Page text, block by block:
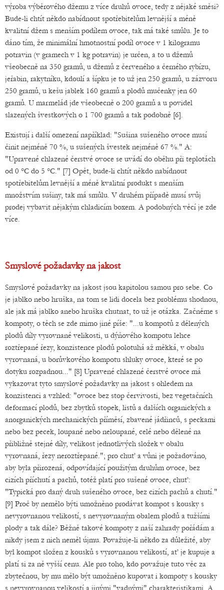
výroba výběrového džemu z více druhů ovoce, tedy z nějaké směsi?
Bude-li chtít někdo nabídnout spotřebitelům levnější a méně
kvalitní džem s menším podílem ovoce, tak má také smůlu. Je to
dáno tím, že minimální hmotnostní podíl ovoce v 1 kilogramu
potravin (v gramech v 1 kg potravin) je určen, a to u džemů
všeobecně na 350 gramů, u džemů z červeného a černého rybízu,
jeřabin, rakytníku, kdoulí a šípku je to už jen 250 gramů, u zázvoru
250 gramů, u kešu jablek 160 gramů a plodů mučenky jen 60
gramů. U marmelád jde všeobecně o 200 gramů a u povidel
slazených švestkových o 1 700 gramů a tak podobně [6].
Existují i další omezení například: "Sušina sušeného ovoce musí
činit nejméně 70 %, u sušených švestek nejméně 67 %." A:
"Upravené chlazené čerstvé ovoce se uvádí do oběhu při teplotách
od 0 °C do 5 °C." [7] Opět, bude-li chtít někdo nabídnout
spotřebitelům levnější a méně kvalitní produkt s menším
množstvím sušiny, tak má smůlu. V druhém případě musí svůj
prodej vybavit nějakým chladicím boxem. A podobných věcí je zde
více.
Smyslové požadavky na jakost
Smyslové požadavky na jakost jsou kapitolou samou pro sebe. Co
je jablko nebo hruška, na tom se lidi docela bez problému shodnou,
ale jak má jablko anebo hruška chutnat, to už je otázka. Začněme s
kompoty, o těch se zde mimo jiné píše: "...u kompotů z dělených
plodů díly vyrovnané velikosti, u dýňového kompotu lehce
roztřepané řezy, konzistence plodů polotuhá až měkká, v obalu
vyrovnaná, u borůvkového kompotu shluky ovoce, které se po
dotyku rozpadnou..." [8] Upravené chlazené čerstvé ovoce má
vykazovat tyto smyslové požadavky na jakost s ohledem na
konzistenci a vzhled: "ovoce bez stop červivosti, bez vegetačních
deformací plodů, bez zbytků stopek, listů a dalších organických a
anorganických mechanických příměsí, zbavené jádřinců, s peckami
nebo bez pecek, loupané nebo neloupané, celé nebo dělené na
přibližně stejné díly, velikost jednotlivých složek v obalu
vyrovnaná, řezy neroztřepané."; pro chuť a vůni je požadováno,
aby byla přirozená, odpovídající použitým druhům ovoce, bez
cizích příchutí a pachů, totéž platí pro sušené ovoce, chuť:
"Typická pro daný druh sušeného ovoce, bez cizích pachů a chutí."
[9] Proč by nemělo býti umožněno prodávat kompot s kousky s
nevyrovnanou velikostí, s nevyrovnaným obalem plodů a tužšími
plody a tak dále? Běžně takové kompoty z naší zahrady pořádám a
nikdy jsem z nich neměl újmu. Považuje-li někdo za důležité, aby
byl kompot složen z kousků s vyrovnanou velikostí, ať je kupuje a
platí si za ně vyšší cenu. Ale pro toho, kdo považuje tuto věc za
zbytečnou, by mu mělo být umožněno kupovat i kompoty s kousky
s nevyrovnanou velikostí a jinými "vadnými" charakteristikami. A